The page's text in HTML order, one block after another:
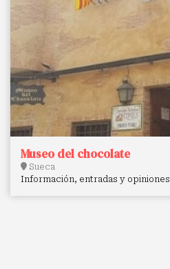
Museo del chocolate
Sueca
Información, entradas y opiniones